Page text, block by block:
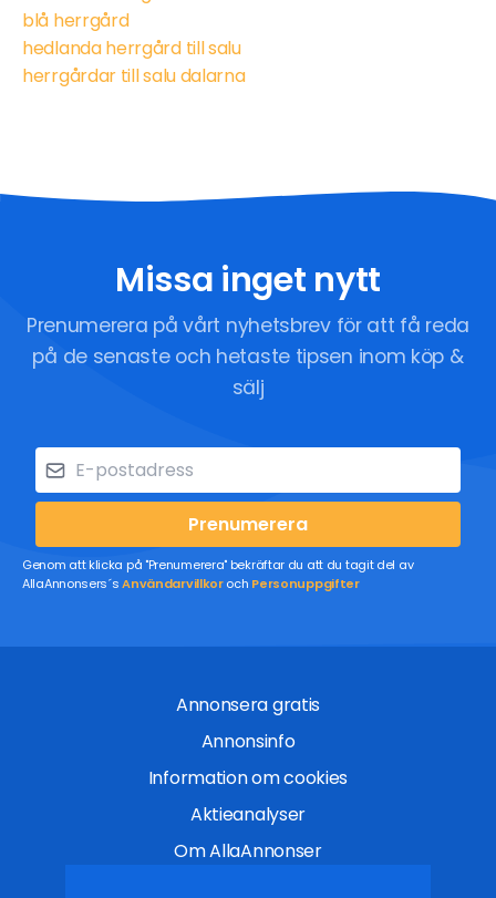
blå herrgård
hedlanda herrgård till salu
herrgårdar till salu dalarna
Missa inget nytt
Prenumerera på vårt nyhetsbrev för att få reda
på de senaste och hetaste tipsen inom köp &
sälj
Prenumerera
Genom att klicka på "Prenumerera" bekräftar du att du tagit del av
AllaAnnonsers´sAnvändarvillkoroch Personuppgifter
Annonsera gratis
Annonsinfo
Information om cookies
Aktieanalyser
Om AllaAnnonser